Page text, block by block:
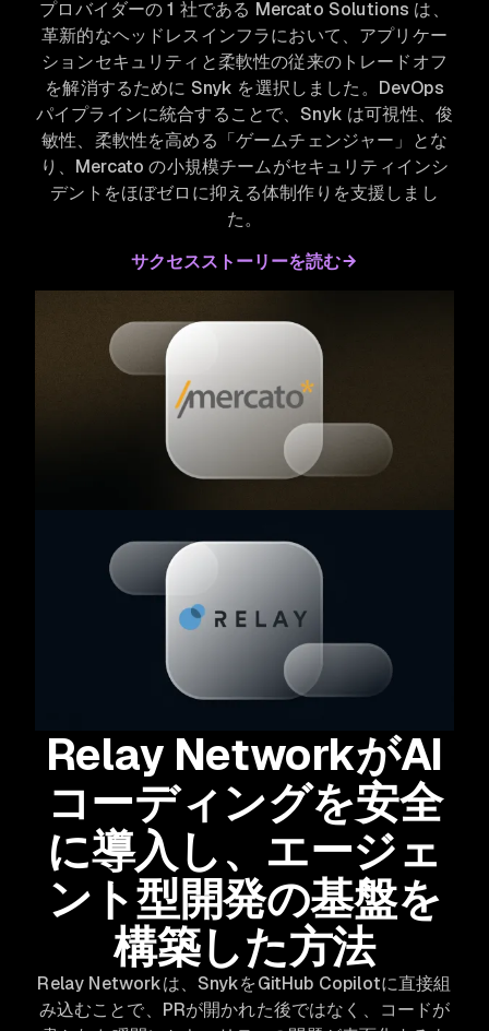
プロバイダーの 1 社である Mercato Solutions は、
革新的なヘッドレスインフラにおいて、アプリケー
ションセキュリティと柔軟性の従来のトレードオフ
を解消するために Snyk を選択しました。DevOps
パイプラインに統合することで、Snyk は可視性、俊
敏性、柔軟性を高める「ゲームチェンジャー」とな
り、Mercato の小規模チームがセキュリティインシ
デントをほぼゼロに抑える体制作りを支援しまし
た。
サクセスストーリーを読む
Relay NetworkがAI
コーディングを安全
に導入し、エージェ
ント型開発の基盤を
構築した方法
Relay Networkは、SnykをGitHub Copilotに直接組
み込むことで、PRが開かれた後ではなく、コードが